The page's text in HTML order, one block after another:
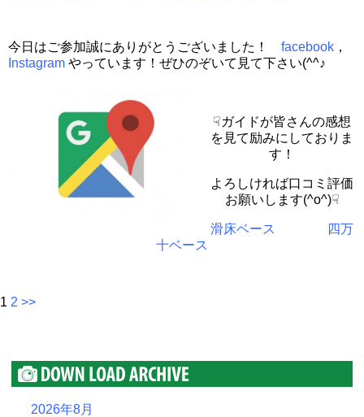
今日はご参加誠にありがとうございました！ facebook ，
Instagram やっています！ぜひのぞいて見て下さい(^^♪
☟ガイドが皆さんの感想
を見て励みにしておりま
す！
よろしければ口コミ評価
お願いします(^o^)☟
滑床ベース
四万
十ベース
1 2 >>
2026年8月